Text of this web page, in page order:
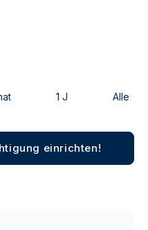
1 J Alle
einrichten!